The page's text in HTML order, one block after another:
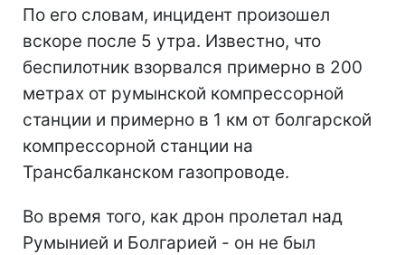
По его словам, инцидент произошел
вскоре после 5 утра. Известно, что
беспилотник взорвался примерно в 200
метрах от румынской компрессорной
станции и примерно в 1 км от болгарской
компрессорной станции на
Трансбалканском газопроводе.
Во время того, как дрон пролетал над
Румынией и Болгарией - он не был